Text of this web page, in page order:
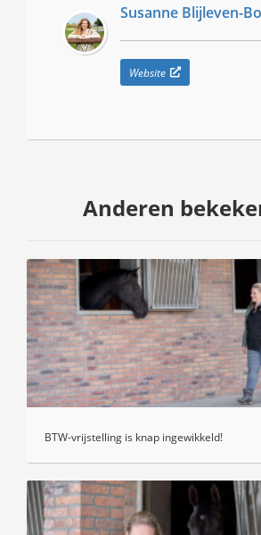
Susanne Blijleven-
Website
Anderen
BTW-vrijstelling is knap ingewikkeld!